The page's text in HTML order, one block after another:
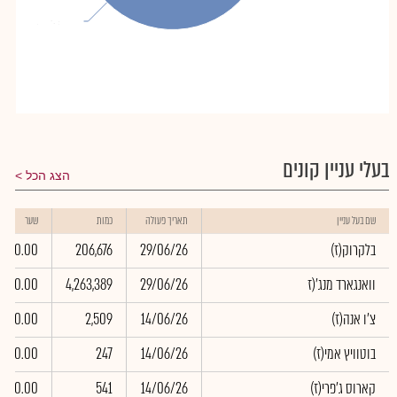
בעלי עניין קונים הצג הכל
שם בעל עניין תאריך פעולה כמות שער
(בלקרוק(ז 29/06/26
206,676
0.00
וואנגארד מנג'(ז
29/06/26
4,263,389
0.00
(צ'ו אנה(ז
14/06/26
2,509
0.00
(בוטוויץ אמי(ז
14/06/26
247
0.00
(קארוס ג'פרי(ז
14/06/26
541
0.00